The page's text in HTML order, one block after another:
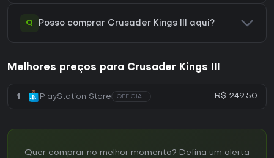
Q Posso comprar Crusader Kings III aqui?
Melhores preços para Crusader Kings III
1 PlayStation Store OFFICIAL R$ 249,50
Quer comprar no melhor momento? Defina um alerta